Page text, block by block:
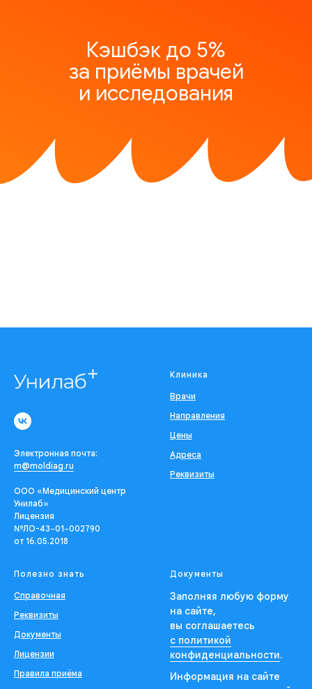
Кэшбэк до 5%
за приёмы врачей
и исследования
Электронная почта:
m@moldiag.ru
ООО «Медицинский центр
Унилаб»
Лицензия
№ЛО-43−01−002790
от 16.05.2018
Клиника
Врачи
Направления
Цены
Адреса
Реквизиты
Полезно знать
Справочная
Реквизиты
Документы
Лицензии
Правила приёма
Документы
Заполняя любую форму
на сайте,
вы соглашаетесь
с политикой
конфиденциальности.
Информация на сайте